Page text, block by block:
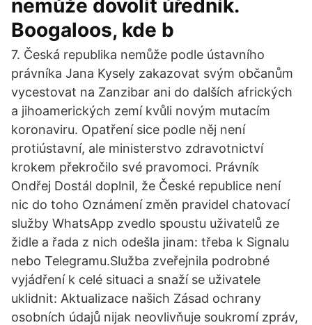
nemůže dovolit úředník.
Boogaloos, kde b
7. Česká republika nemůže podle ústavního
právníka Jana Kysely zakazovat svým občanům
vycestovat na Zanzibar ani do dalších afrických
a jihoamerických zemí kvůli novým mutacím
koronaviru. Opatření sice podle něj není
protiústavní, ale ministerstvo zdravotnictví
krokem překročilo své pravomoci. Právník
Ondřej Dostál doplnil, že České republice není
nic do toho Oznámení změn pravidel chatovací
služby WhatsApp zvedlo spoustu uživatelů ze
židle a řada z nich odešla jinam: třeba k Signalu
nebo Telegramu.Služba zveřejnila podrobné
vyjádření k celé situaci a snaží se uživatele
uklidnit: Aktualizace našich Zásad ochrany
osobních údajů nijak neovlivňuje soukromí zpráv,